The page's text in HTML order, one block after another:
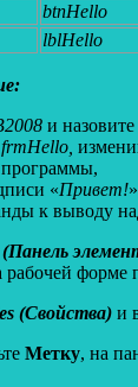
btnHello
lblHello
и назовите
frmHello,
программы,
«Привет!
к выводу
рабочей форме
(Свойства) и
Метку, на